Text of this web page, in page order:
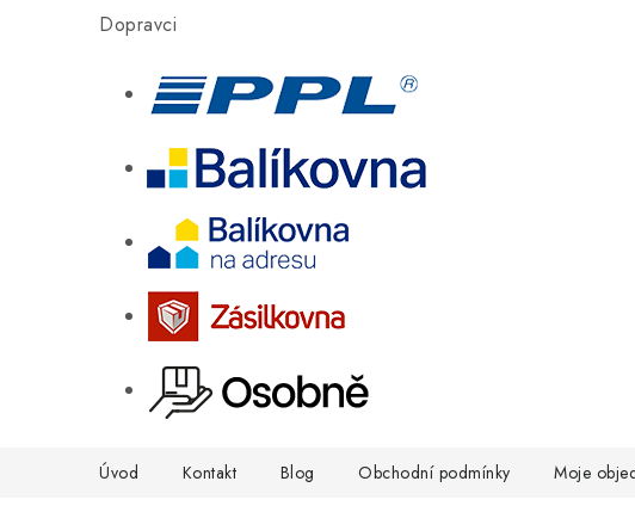
Dopravci
Úvod Kontakt Blog Obchodní podmínky Moje